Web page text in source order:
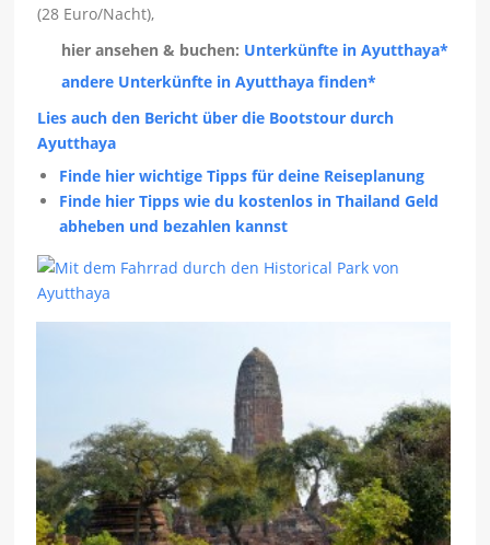
(28 Euro/Nacht),
hier ansehen & buchen: Unterkünfte in Ayutthaya*
andere Unterkünfte in Ayutthaya finden*
Lies auch den Bericht über die Bootstour durch
Ayutthaya
Finde hier wichtige Tipps für deine Reiseplanung
Finde hier Tipps wie du kostenlos in Thailand Geld
abheben und bezahlen kannst